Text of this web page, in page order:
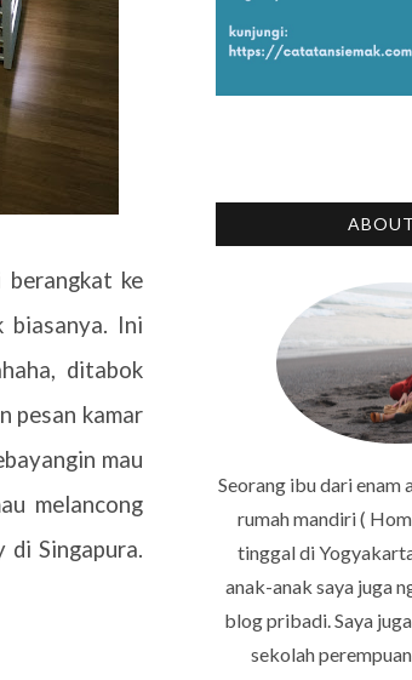
berangkat ke
biasanya. Ini
ditabok
pesan kamar
mau
melancong
Singapura.
Seorang ibu dari enam
rumah mandiri (
tinggal di
anak-anak saya juga
blog pribadi. Saya
sekolah